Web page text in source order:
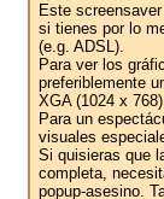
Este
si tienes por lo
(e.g. ADSL).
Para ver los
preferiblemente
XGA (1024 x
Para un
visuales
Si quisieras que
completa,
popup-asesino.